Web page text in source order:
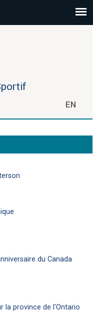
EN
du Canada
la province de l'Ontario